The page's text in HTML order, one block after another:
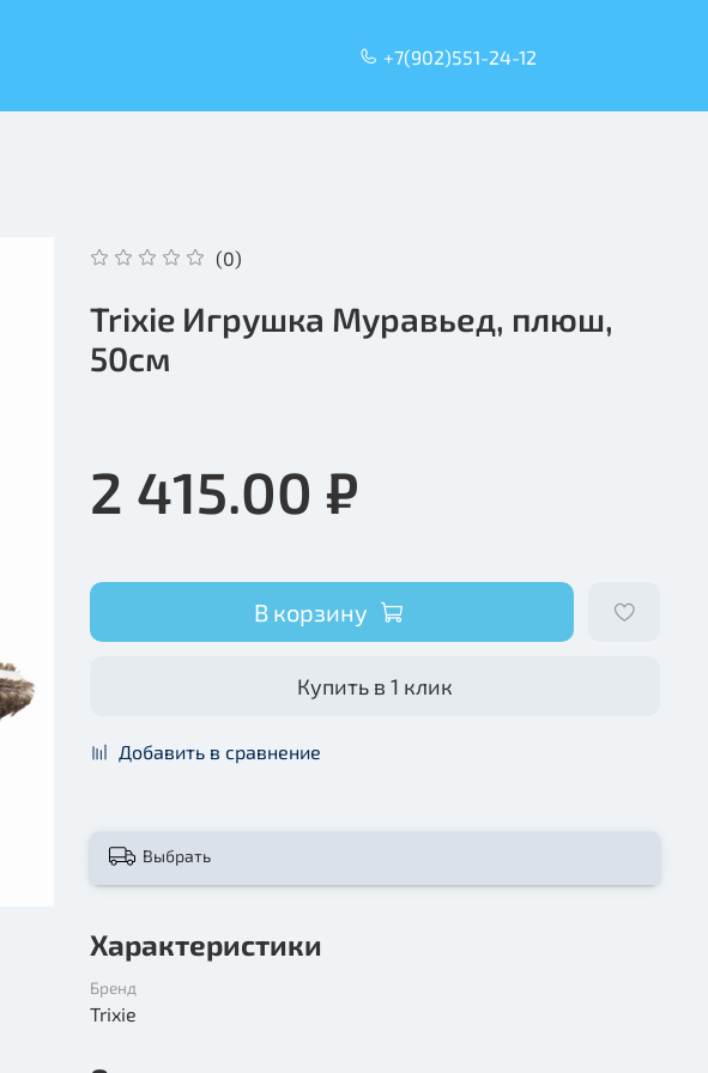
+7(902)551-24-12
(0)
Trixie Игрушка Муравьед, плюш,
50см
2 415.00 ₽
В корзину
Купить в 1 клик
Добавить в сравнение
Выбрать
Характеристики
Бренд
Trixie